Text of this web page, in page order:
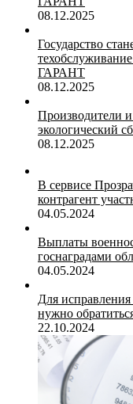
08.12.2025
Государство
ГАРАНТ
08.12.2025
Производители
экологический
08.12.2025
В сервисе
контрагент
04.05.2024
Выплаты
госнаградами
04.05.2024
Для
нужно
22.10.2024